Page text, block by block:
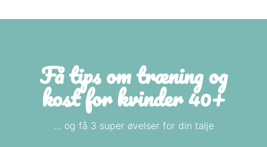
Få tips om træning og
kost for kvinder 40+
… og få 3 super øvelser for din talje